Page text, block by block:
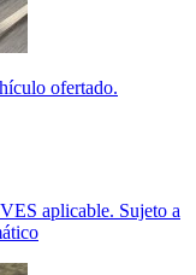
ofertado.
aplicable. Sujeto a